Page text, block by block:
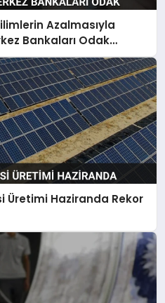
Azalmasıyla
Bankaları Odak
Üretimi Haziranda Rekor